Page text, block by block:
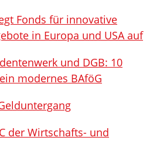
Fonds für innovative
in Europa und USA auf
und DGB: 10
modernes BAföG
der Wirtschafts- und